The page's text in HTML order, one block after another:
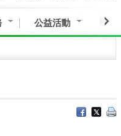
公益活動